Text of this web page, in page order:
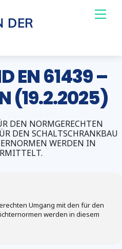
DER
EN 61439 –
(19.2.2025)
DEN NORMGERECHTEN
DEN SCHALTSCHRANKBAU
WERDEN IN
Umgang mit den für den
werden in diesem